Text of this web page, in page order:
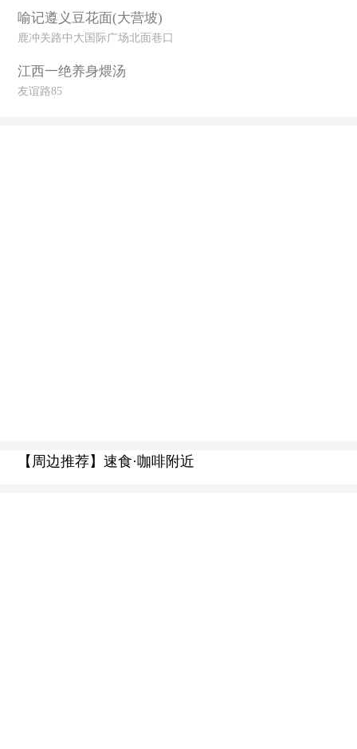
喻记遵义豆花面(大营坡)
鹿冲关路中大国际广场北面巷口
江西一绝养身煨汤
友谊路85
【周边推荐】速食·咖啡附近